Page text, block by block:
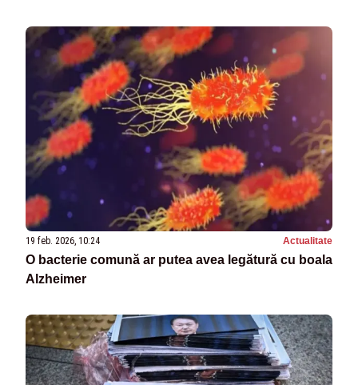
19 feb. 2026, 10:24 Actualitate
O bacterie comună ar putea avea legătură cu boala
Alzheimer